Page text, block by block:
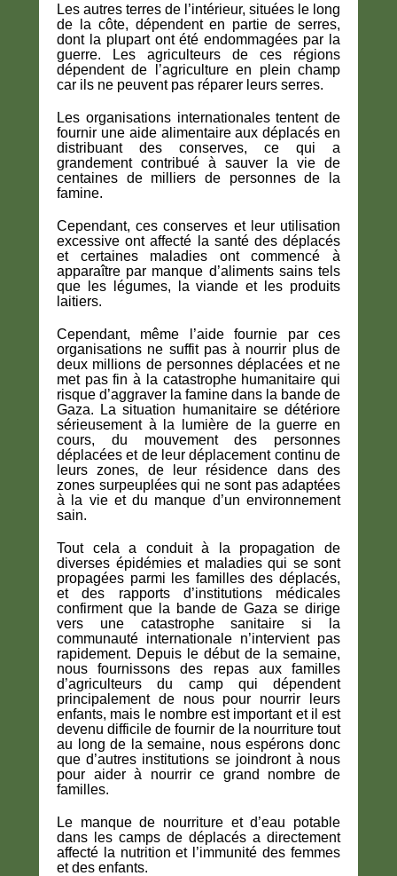
Les autres terres de l’intérieur, situées le long
de la côte, dépendent en partie de serres,
dont la plupart ont été endommagées par la
guerre. Les agriculteurs de ces régions
dépendent de l’agriculture en plein champ
car ils ne peuvent pas réparer leurs serres.
Les organisations internationales tentent de
fournir une aide alimentaire aux déplacés en
distribuant des conserves, ce qui a
grandement contribué à sauver la vie de
centaines de milliers de personnes de la
famine.
Cependant, ces conserves et leur utilisation
excessive ont affecté la santé des déplacés
et certaines maladies ont commencé à
apparaître par manque d’aliments sains tels
que les légumes, la viande et les produits
laitiers.
Cependant, même l’aide fournie par ces
organisations ne suffit pas à nourrir plus de
deux millions de personnes déplacées et ne
met pas fin à la catastrophe humanitaire qui
risque d’aggraver la famine dans la bande de
Gaza. La situation humanitaire se détériore
sérieusement à la lumière de la guerre en
cours, du mouvement des personnes
déplacées et de leur déplacement continu de
leurs zones, de leur résidence dans des
zones surpeuplées qui ne sont pas adaptées
à la vie et du manque d’un environnement
sain.
Tout cela a conduit à la propagation de
diverses épidémies et maladies qui se sont
propagées parmi les familles des déplacés,
et des rapports d’institutions médicales
confirment que la bande de Gaza se dirige
vers une catastrophe sanitaire si la
communauté internationale n’intervient pas
rapidement. Depuis le début de la semaine,
nous fournissons des repas aux familles
d’agriculteurs du camp qui dépendent
principalement de nous pour nourrir leurs
enfants, mais le nombre est important et il est
devenu difficile de fournir de la nourriture tout
au long de la semaine, nous espérons donc
que d’autres institutions se joindront à nous
pour aider à nourrir ce grand nombre de
familles.
Le manque de nourriture et d’eau potable
dans les camps de déplacés a directement
affecté la nutrition et l’immunité des femmes
et des enfants.